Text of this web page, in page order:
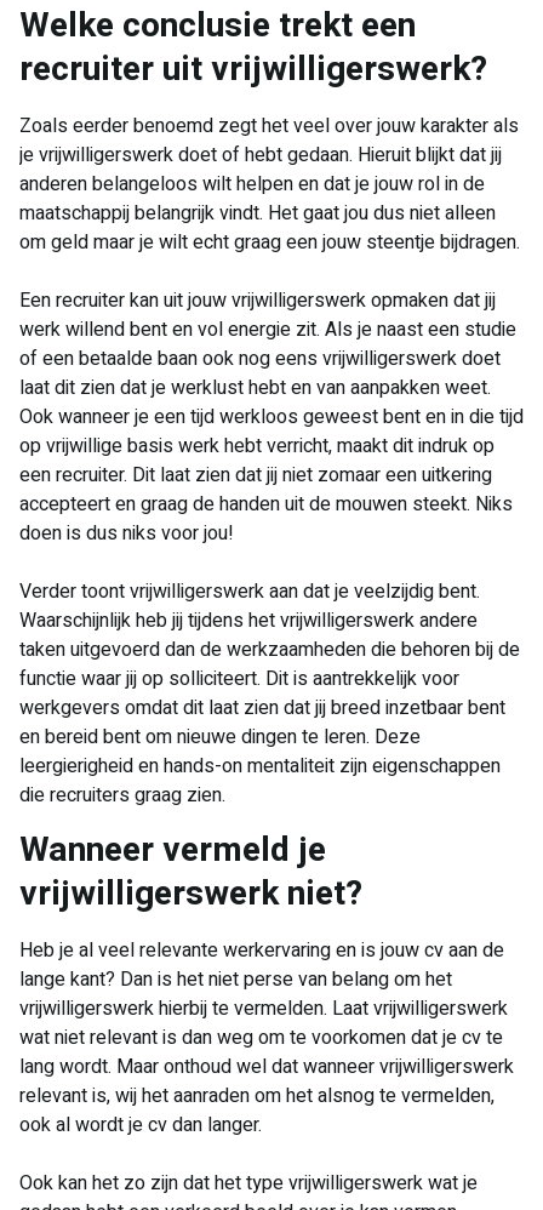
​Welke conclusie trekt een
recruiter uit vrijwilligerswerk?
Zoals eerder benoemd zegt het veel over jouw karakter als
je vrijwilligerswerk doet of hebt gedaan. Hieruit blijkt dat jij
anderen belangeloos wilt helpen en dat je jouw rol in de
maatschappij belangrijk vindt. Het gaat jou dus niet alleen
om geld maar je wilt echt graag een jouw steentje bijdragen.
Een recruiter kan uit jouw vrijwilligerswerk opmaken dat jij
werk willend bent en vol energie zit. Als je naast een studie
of een betaalde baan ook nog eens vrijwilligerswerk doet
laat dit zien dat je werklust hebt en van aanpakken weet.
Ook wanneer je een tijd werkloos geweest bent en in die tijd
op vrijwillige basis werk hebt verricht, maakt dit indruk op
een recruiter. Dit laat zien dat jij niet zomaar een uitkering
accepteert en graag de handen uit de mouwen steekt. Niks
doen is dus niks voor jou!
Verder toont vrijwilligerswerk aan dat je veelzijdig bent.
Waarschijnlijk heb jij tijdens het vrijwilligerswerk andere
taken uitgevoerd dan de werkzaamheden die behoren bij de
functie waar jij op solliciteert. Dit is aantrekkelijk voor
werkgevers omdat dit laat zien dat jij breed inzetbaar bent
en bereid bent om nieuwe dingen te leren. Deze
leergierigheid en hands-on mentaliteit zijn eigenschappen
die recruiters graag zien.
​Wanneer vermeld je
vrijwilligerswerk niet?
Heb je al veel relevante werkervaring en is jouw cv aan de
lange kant? Dan is het niet perse van belang om het
vrijwilligerswerk hierbij te vermelden. Laat vrijwilligerswerk
wat niet relevant is dan weg om te voorkomen dat je cv te
lang wordt. Maar onthoud wel dat wanneer vrijwilligerswerk
relevant is, wij het aanraden om het alsnog te vermelden,
ook al wordt je cv dan langer.
Ook kan het zo zijn dat het type vrijwilligerswerk wat je